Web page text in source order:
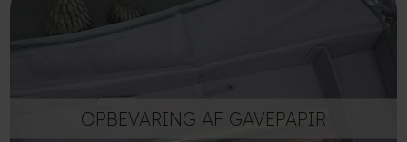
OPBEVARING AF GAVEPAPIR